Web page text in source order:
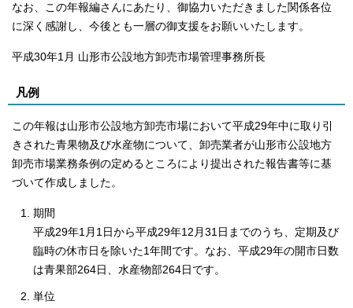
なお、この年報編さんにあたり、御協力いただきました関係各位
に深く感謝し、今後とも一層の御支援をお願いいたします。
平成30年1月 山形市公設地方卸売市場管理事務所長
凡例
この年報は山形市公設地方卸売市場において平成29年中に取り引
きされた青果物及び水産物について、卸売業者が山形市公設地方
卸売市場業務条例の定めるところにより提出された報告書等に基
づいて作成しました。
期間
平成29年1月1日から平成29年12月31日までのうち、定期及び
臨時の休市日を除いた1年間です。なお、平成29年の開市日数
は青果部264日、水産物部264日です。
単位